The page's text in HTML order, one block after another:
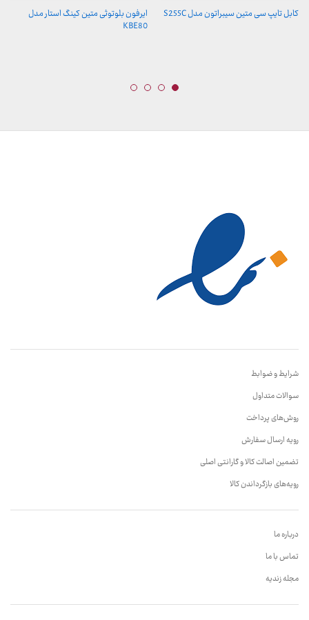
کابل تایپ سی متین سیبراتون مدل S255C
ایرفون بلوتوثی متین کینگ استار مدل
KBE80
شرایط و ضوابط
سوالات متداول
روش‌های پرداخت
رویه ارسال سفارش
تضمین اصالت کالا و گارانتی اصلی
رویه‌های بازگرداندن کالا
درباره ما
تماس با ما
مجله زندیه